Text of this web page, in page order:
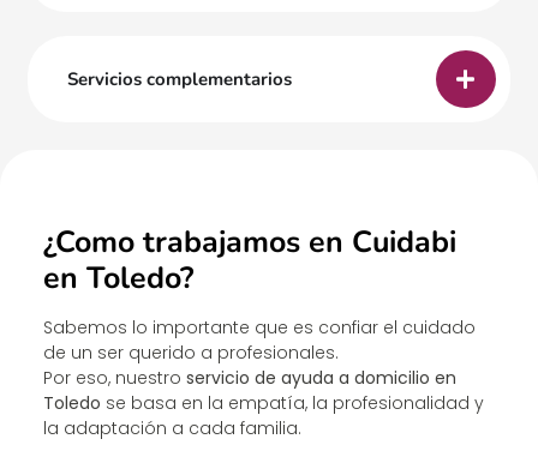
Servicios complementarios
¿Como trabajamos en Cuidabi
en Toledo?
Sabemos lo importante que es confiar el cuidado
de un ser querido a profesionales.
Por eso, nuestro servicio de ayuda a domicilio en
Toledo se basa en la empatía, la profesionalidad y
la adaptación a cada familia.